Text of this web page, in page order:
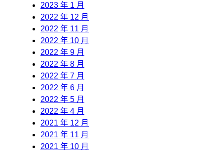
2023 年 1 月
2022 年 12 月
2022 年 11 月
2022 年 10 月
2022 年 9 月
2022 年 8 月
2022 年 7 月
2022 年 6 月
2022 年 5 月
2022 年 4 月
2021 年 12 月
2021 年 11 月
2021 年 10 月